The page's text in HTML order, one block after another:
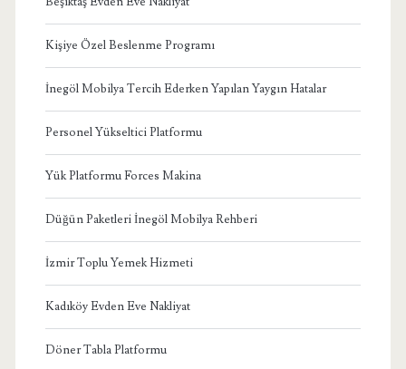
Kişiye Özel Beslenme Programı
İnegöl Mobilya Tercih Ederken Yapılan Yaygın Hatalar
Personel Yükseltici Platformu
Yük Platformu Forces Makina
Düğün Paketleri İnegöl Mobilya Rehberi
İzmir Toplu Yemek Hizmeti
Kadıköy Evden Eve Nakliyat
Döner Tabla Platformu